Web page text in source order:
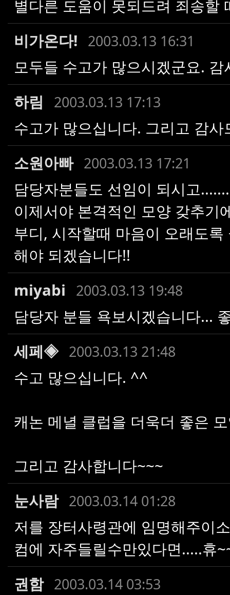
별다른 도움이 못되드려 죄송할
비가온다! 2003.03.13 16:31
모두들 수고가 많으시겠군요. 감
하림
2003.03.13 17:13
수고가 많으십니다. 그리고 감사
소원아빠 2003.03.13 17:21
담당자분들도 선임이 되시고.......
이제서야 본격적인 모양 갖추기
부디, 시작할때 마음이 오래도
해야 되겠습니다!!
miyabi
2003.03.13 19:48
담당자 분들 욕보시겠습니다...
세페◈ 2003.03.13 21:48
수고 많으십니다. ^^
캐논 메녈 클럽을 더욱더 좋은
그리고 감사합니다~~~
눈사람 2003.03.14 01:28
저를 장터사령관에 임명해주이
컴에 자주들릴수만있다면.....휴
권함 2003.03.14 03:53